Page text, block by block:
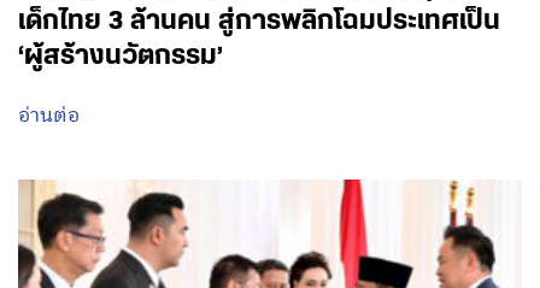
เด็กไทย 3 ล้านคน สู่การพลิกโฉมประเทศเป็น
‘ผู้สร้างนวัตกรรม’
อ่านต่อ